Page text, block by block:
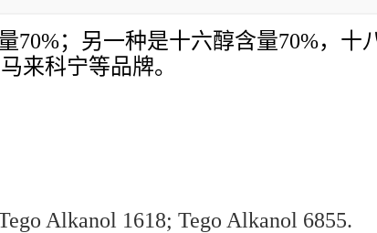
；另一种是十六醇含量70%，十
来科宁等品牌。
Alkanol 1618; Tego Alkanol 6855.